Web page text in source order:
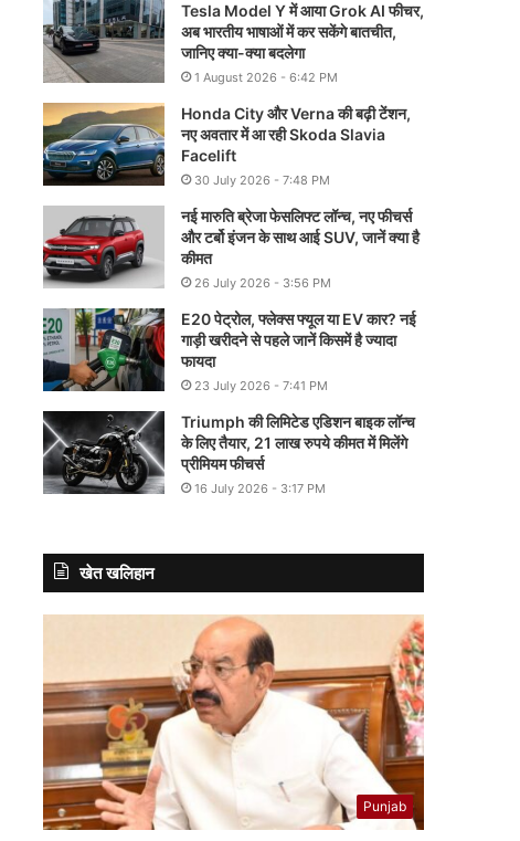
Tesla Model Y में आया Grok AI फीचर,
अब भारतीय भाषाओं में कर सकेंगे बातचीत,
जानिए क्या-क्या बदलेगा
1 August 2026 - 6:42 PM
Honda City और Verna की बढ़ी टेंशन,
नए अवतार में आ रही Skoda Slavia
Facelift
30 July 2026 - 7:48 PM
नई मारुति ब्रेजा फेसलिफ्ट लॉन्च, नए फीचर्स
और टर्बो इंजन के साथ आई SUV, जानें क्या है
कीमत
26 July 2026 - 3:56 PM
E20 पेट्रोल, फ्लेक्स फ्यूल या EV कार? नई
गाड़ी खरीदने से पहले जानें किसमें है ज्यादा
फायदा
23 July 2026 - 7:41 PM
Triumph की लिमिटेड एडिशन बाइक लॉन्च
के लिए तैयार, 21 लाख रुपये कीमत में मिलेंगे
प्रीमियम फीचर्स
16 July 2026 - 3:17 PM
खेत खलिहान
Punjab